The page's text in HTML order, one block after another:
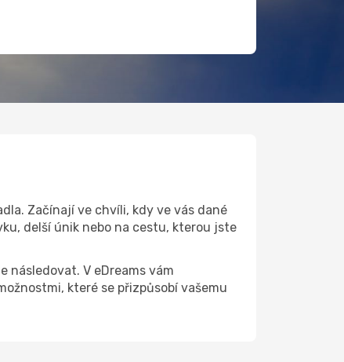
Začínají ve chvíli, kdy ve vás dané
delší únik nebo na cestu, kterou jste
následovat. V eDreams vám
které se přizpůsobí vašemu